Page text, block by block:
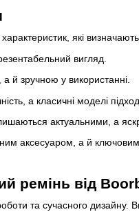
які
вигляд.
й зручною у використанні.
а класичні моделі
актуальними, а
аксесуаром, а й
ремінь від
та сучасного